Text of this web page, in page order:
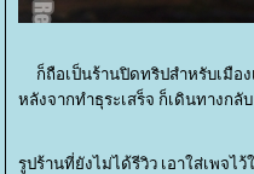
ก็ถือเป็นร้านปิดทริปสำหรับเมือ
หลังจากทำธุระเสร็จ ก็เดินทางก
รูปร้านที่ยังไม่ได้รีวิว เอาใส่เพจ